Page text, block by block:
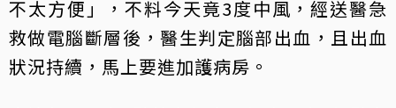
不太方便」，不料今天竟3度中風，經送醫急
救做電腦斷層後，醫生判定腦部出血，且出血
狀況持續，馬上要進加護病房。